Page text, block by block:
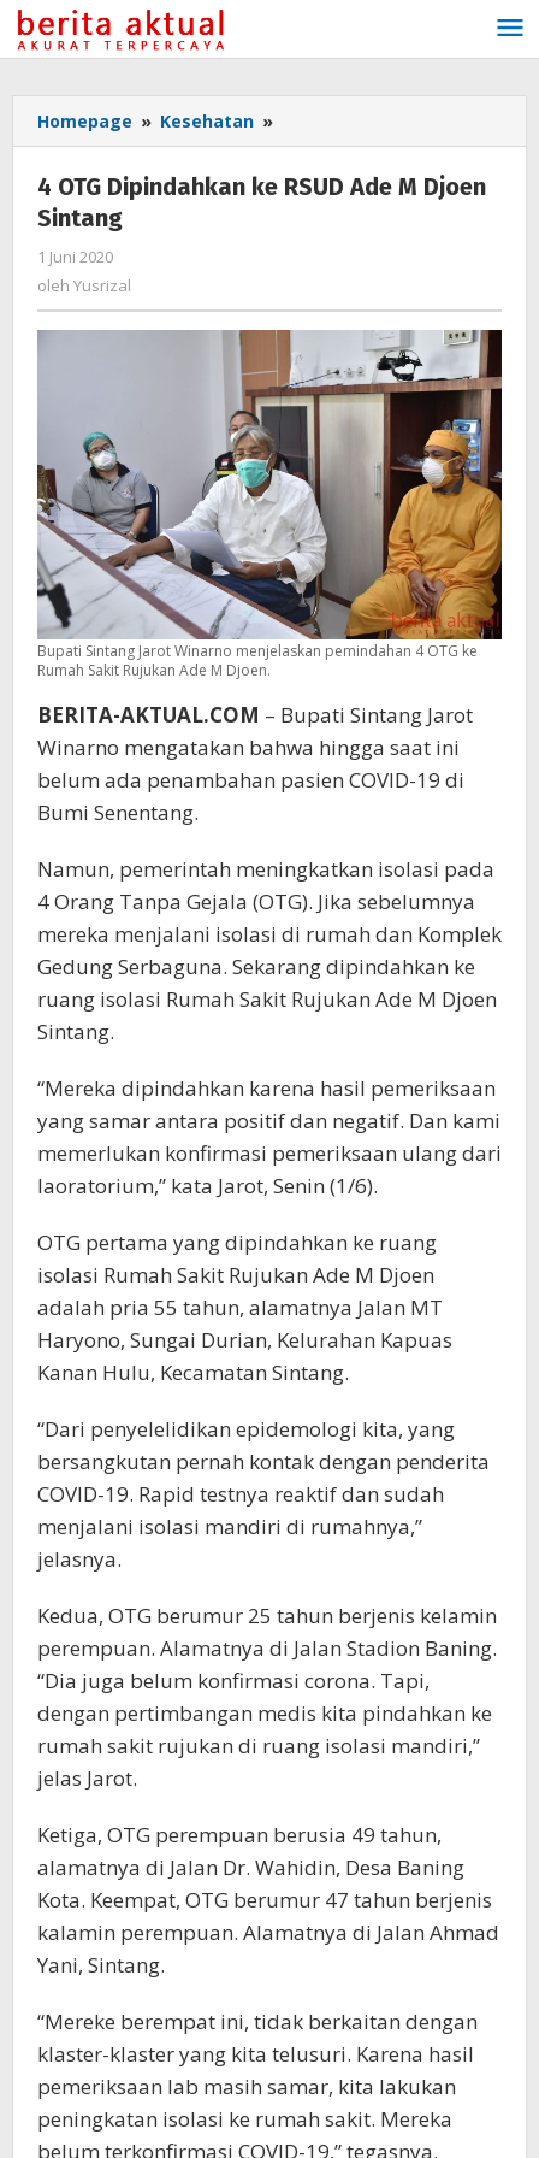
Lewati
ke
konten
Homepage » Kesehatan »
OTG
Dipindahkan
ke
4 OTG Dipindahkan ke RSUD Ade M Djoen
Sintang
1 Juni 2020
Yusrizal
oleh Yusrizal
Bupati Sintang Jarot Winarno menjelaskan pemindahan 4 OTG ke
Rumah Sakit Rujukan Ade M Djoen.
BERITA-AKTUAL.COM – Bupati Sintang Jarot
Winarno mengatakan bahwa hingga saat ini
belum ada penambahan pasien COVID-19 di
Bumi Senentang.
Namun, pemerintah meningkatkan isolasi pada
4 Orang Tanpa Gejala (OTG). Jika sebelumnya
mereka menjalani isolasi di rumah dan Komplek
Gedung Serbaguna. Sekarang dipindahkan ke
ruang isolasi Rumah Sakit Rujukan Ade M Djoen
Sintang.
“Mereka dipindahkan karena hasil pemeriksaan
yang samar antara positif dan negatif. Dan kami
memerlukan konfirmasi pemeriksaan ulang dari
laoratorium,” kata Jarot, Senin (1/6).
OTG pertama yang dipindahkan ke ruang
isolasi Rumah Sakit Rujukan Ade M Djoen
adalah pria 55 tahun, alamatnya Jalan MT
Haryono, Sungai Durian, Kelurahan Kapuas
Kanan Hulu, Kecamatan Sintang.
“Dari penyelelidikan epidemologi kita, yang
bersangkutan pernah kontak dengan penderita
COVID-19. Rapid testnya reaktif dan sudah
menjalani isolasi mandiri di rumahnya,”
jelasnya.
Kedua, OTG berumur 25 tahun berjenis kelamin
perempuan. Alamatnya di Jalan Stadion Baning.
“Dia juga belum konfirmasi corona. Tapi,
dengan pertimbangan medis kita pindahkan ke
rumah sakit rujukan di ruang isolasi mandiri,”
jelas Jarot.
Ketiga, OTG perempuan berusia 49 tahun,
alamatnya di Jalan Dr. Wahidin, Desa Baning
Kota. Keempat, OTG berumur 47 tahun berjenis
kalamin perempuan. Alamatnya di Jalan Ahmad
Yani, Sintang.
“Mereke berempat ini, tidak berkaitan dengan
klaster-klaster yang kita telusuri. Karena hasil
pemeriksaan lab masih samar, kita lakukan
peningkatan isolasi ke rumah sakit. Mereka
belum terkonfirmasi COVID-19,” tegasnya.